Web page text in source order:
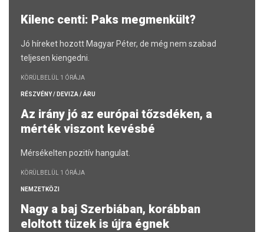
Kilenc centi: Paks megmenkült?
Jó híreket hozott Magyar Péter, de még nem szabad
teljesen kiengedni.
KÖRÜLBELÜL 1 ÓRÁJA
RÉSZVÉNY / DEVIZA / ÁRU
Az irány jó az európai tőzsdéken, a
mérték viszont kevésbé
Mérsékelten pozitív hangulat.
KÖRÜLBELÜL 1 ÓRÁJA
NEMZETKÖZI
Nagy a baj Szerbiában, korábban
eloltott tüzek is újra égnek